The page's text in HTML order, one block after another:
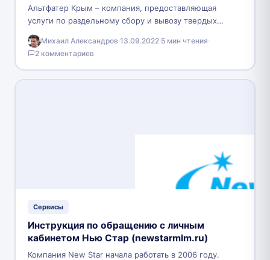
Альтфатер Крым – компания, предоставляющая
услуги по раздельному сбору и вывозу твердых
коммунальных отходов, а также крупногабаритных
отходов. Предприятие, основанное в 1997…
Михаил Александров·13.09.2022·5 мин чтения·
2 комментариев
Сервисы
Инструкция по обращению с личным
кабинетом Нью Стар (newstarmlm.ru)
Компания New Star начала работать в 2006 году.